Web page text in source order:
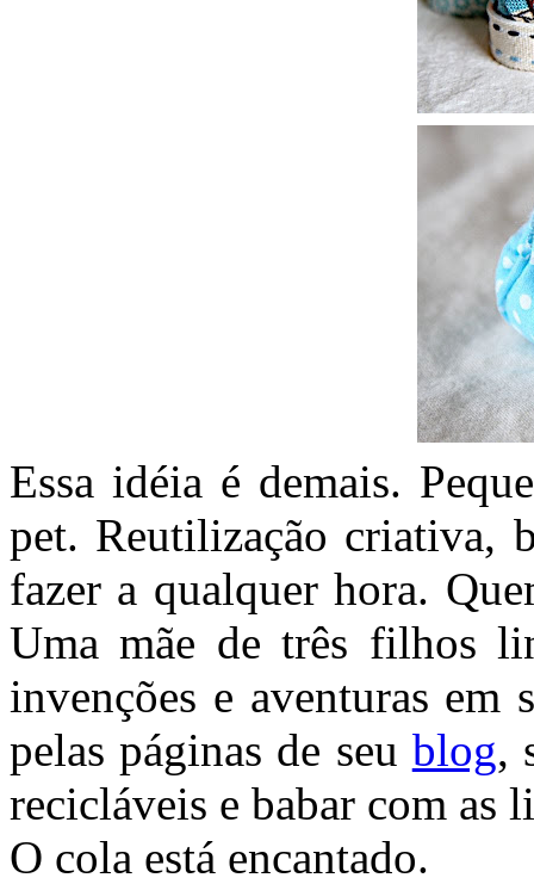
Essa idéia é demais.
pet. Reutilização criativa,
fazer a qualquer hora.
Uma mãe de três filhos
invenções e aventuras em
pelas páginas de seu blog,
recicláveis e babar com as
O cola está encantado.